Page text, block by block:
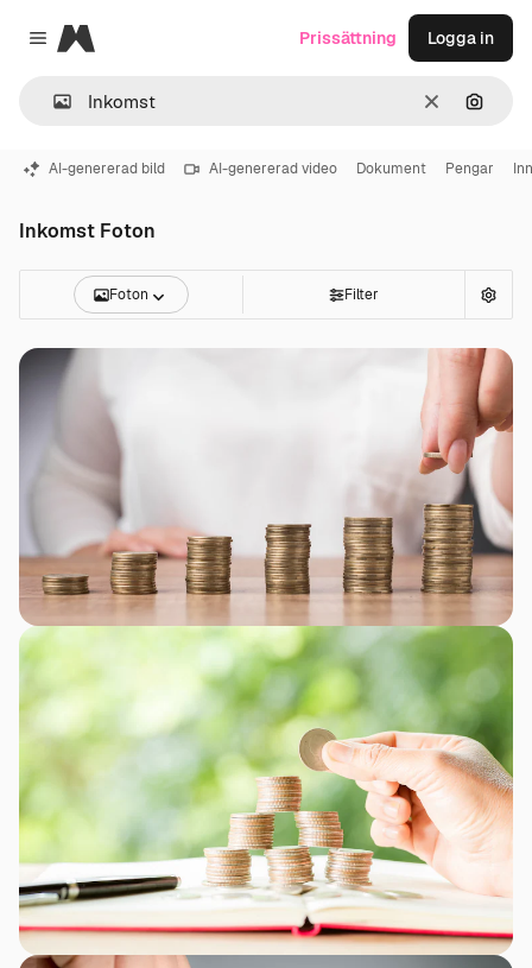
Close menu
Magnific
RensaSök
Prissättning Logga in
AI-genererad bild AI-genererad video Dokument Pengar
Inkomst Foton
Foton Filter